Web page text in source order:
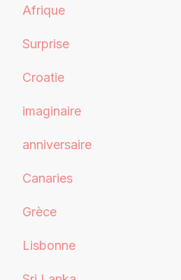
Afrique
Surprise
Croatie
imaginaire
anniversaire
Canaries
Grèce
Lisbonne